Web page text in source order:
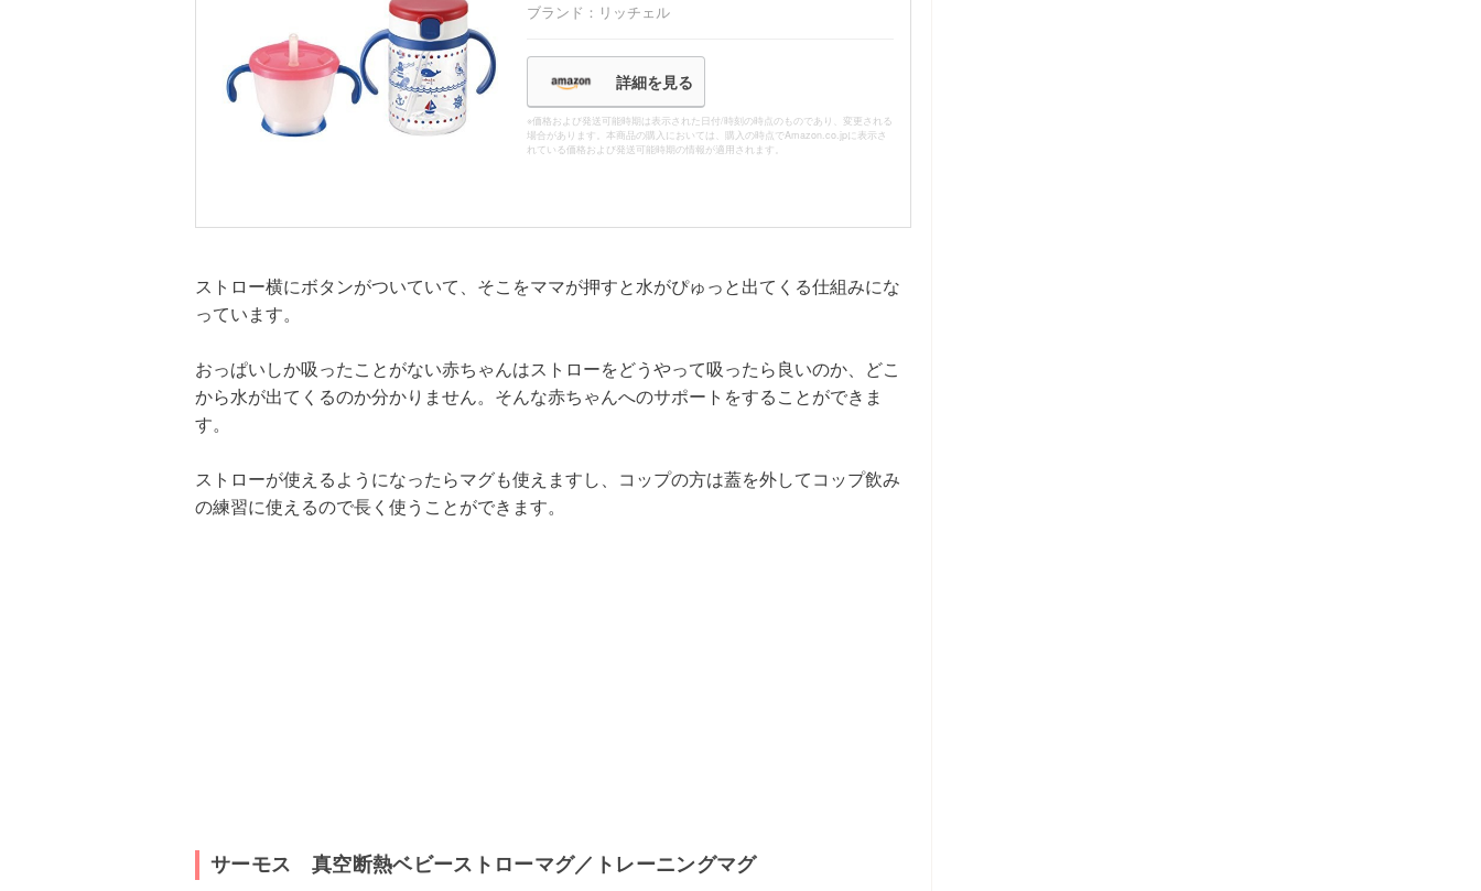
ブランド：リッチェル
詳細を見る
※価格および発送可能時期は表示された日付/時刻の時点のものであり、変更される
場合があります。本商品の購入においては、購入の時点でAmazon.co.jpに表示さ
れている価格および発送可能時期の情報が適用されます。
ストロー横にボタンがついていて、そこをママが押すと水がぴゅっと出てくる仕組みにな
っています。
おっぱいしか吸ったことがない赤ちゃんはストローをどうやって吸ったら良いのか、どこ
から水が出てくるのか分かりません。そんな赤ちゃんへのサポートをすることができま
す。
ストローが使えるようになったらマグも使えますし、コップの方は蓋を外してコップ飲み
の練習に使えるので長く使うことができます。
サーモス 真空断熱ベビーストローマグ／トレーニングマグ